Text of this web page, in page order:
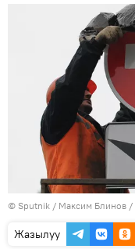
© Sputnik / Максим Блинов /
Жазылуу